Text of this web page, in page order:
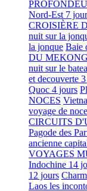
Nord-Est 7
CROISIÈRE
nuit sur la
la jonque Baie
DU
nuit sur le
et decouverte
Quoc 4 jours
NOCES
voyage de
CIRCUITS
Pagode des
ancienne
VOYAGES
Indochine 14
12 jours
Laos les